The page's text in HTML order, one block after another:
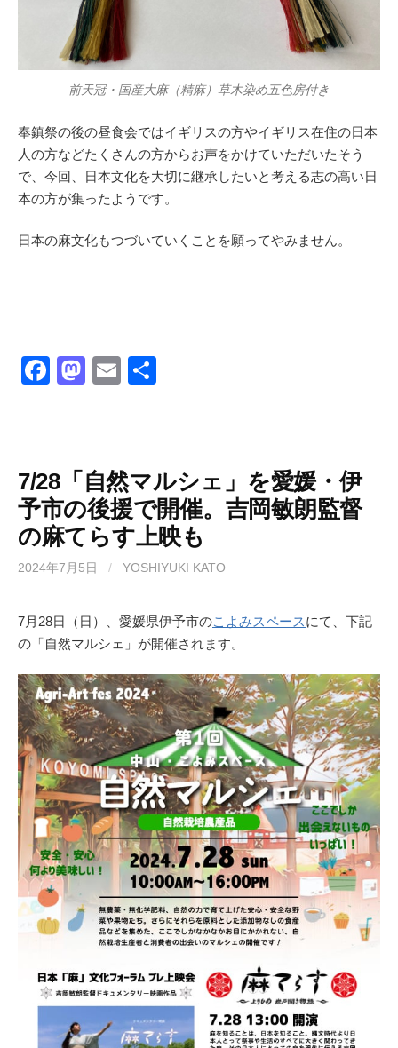
前天冠・国産大麻（精麻）草木染め五色房付き
奉鎮祭の後の昼食会ではイギリスの方やイギリス在住の日本
人の方などたくさんの方からお声をかけていただいたそう
で、今回、日本文化を大切に継承したいと考える志の高い日
本の方が集ったようです。
日本の麻文化もつづいていくことを願ってやみません。
F
b
o
o
k
M
d
o
n
E
7/28「自然マルシェ」を愛媛・伊
予市の後援で開催。吉岡敏朗監督
の麻てらす上映も
2024年7月5日 / YOSHIYUKI KATO
7月28日（日）、愛媛県伊予市のこよみスペースにて、下記
の「自然マルシェ」が開催されます。